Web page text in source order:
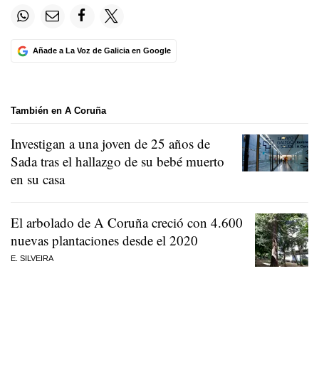
Añade a La Voz de Galicia en Google
También en A Coruña
Investigan a una joven de 25 años de
Sada tras el hallazgo de su bebé muerto
en su casa
El arbolado de A Coruña creció con 4.600
nuevas plantaciones desde el 2020
E. SILVEIRA